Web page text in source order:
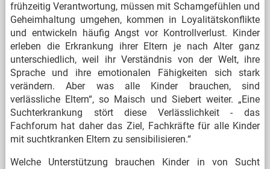
frühzeitig Verantwortung, müssen mit Schamgefühlen und
Geheimhaltung umgehen, kommen in Loyalitätskonflikte
und entwickeln häufig Angst vor Kontrollverlust. Kinder
erleben die Erkrankung ihrer Eltern je nach Alter ganz
unterschiedlich, weil ihr Verständnis von der Welt, ihre
Sprache und ihre emotionalen Fähigkeiten sich stark
verändern. Aber was alle Kinder brauchen, sind
verlässliche Eltern“, so Maisch und Siebert weiter. „Eine
Suchterkrankung stört diese Verlässlichkeit - das
Fachforum hat daher das Ziel, Fachkräfte für alle Kinder
mit suchtkranken Eltern zu sensibilisieren.“
Welche Unterstützung brauchen Kinder in von Sucht